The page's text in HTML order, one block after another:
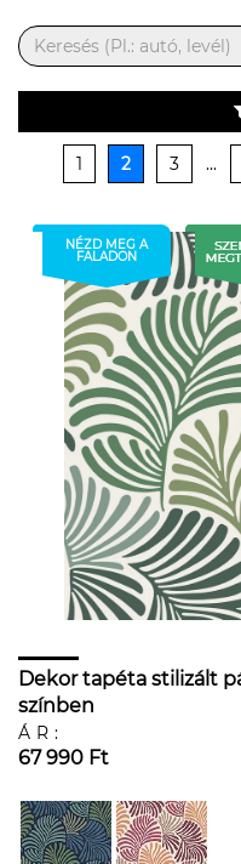
1 2 3 ...
NÉZD MEG A
FALADON
Dekor tapéta stilizált
színben
ÁR:
67 990 Ft